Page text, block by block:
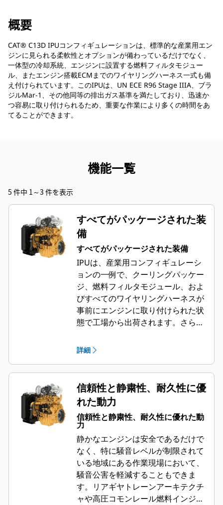
概要
CAT® C13D IPUコンフィギュレーションは、標準的な産業用エン
ジンに見られる柔軟性とオプションが備わっているだけでなく、
一体型の冷却系統、エンジンに設置する燃料フィルタモジュー
ル、またエンジン搭載ECMまでのワイヤリングハーネス一式も備
え付けられています。このIPUは、UN ECE R96 Stage IIIA、ブラ
ジルMar-1、その他同等の排出ガス基準を満たしており、迅速か
つ容易に取り付けられるため、重要な作業により多くの時間をあ
てることができます。
機能一覧
5 件中 1～3 件を表示
すべてがパッケージされた装
備
すべてがパッケージされた装備
IPUは、産業用コンフィギュレーシ
ョンの一例で、クーリングパッケー
ジ、燃料フィルタモジュール、およ
びすべてのワイヤリングハーネスが
事前にエンジンに取り付けられた状
態で工場から出荷されます。さら
めに、コントロールパネルやテレマ
できます。
詳細
信頼性と静粛性、耐久性に優
れた動力
信頼性と静粛性、耐久性に優れた動
力
静かなエンジンは安全であるだけで
なく、特に騒音レベルが制限されて
いる地域にある作業現場において、
騒音公害を軽減することもできま
す。リアギヤトレーンアーキテクチ
ャや高圧コモンレール燃料インジェ